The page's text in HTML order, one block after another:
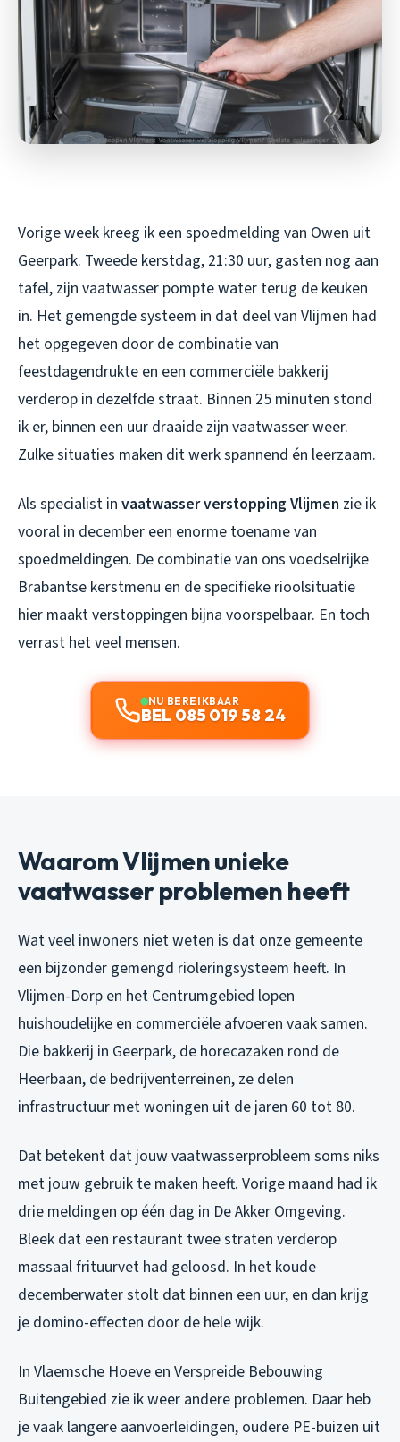
Vorige week kreeg ik een spoedmelding van Owen uit
Geerpark. Tweede kerstdag, 21:30 uur, gasten nog aan
tafel, zijn vaatwasser pompte water terug de keuken
in. Het gemengde systeem in dat deel van Vlijmen had
het opgegeven door de combinatie van
feestdagendrukte en een commerciële bakkerij
verderop in dezelfde straat. Binnen 25 minuten stond
ik er, binnen een uur draaide zijn vaatwasser weer.
Zulke situaties maken dit werk spannend én leerzaam.
Als specialist in vaatwasser verstopping Vlijmen zie ik
vooral in december een enorme toename van
spoedmeldingen. De combinatie van ons voedselrijke
Brabantse kerstmenu en de specifieke rioolsituatie
hier maakt verstoppingen bijna voorspelbaar. En toch
verrast het veel mensen.
NU BEREIKBAAR
BEL 085 019 58 24
Waarom Vlijmen unieke
vaatwasser problemen heeft
Wat veel inwoners niet weten is dat onze gemeente
een bijzonder gemengd rioleringsysteem heeft. In
Vlijmen-Dorp en het Centrumgebied lopen
huishoudelijke en commerciële afvoeren vaak samen.
Die bakkerij in Geerpark, de horecazaken rond de
Heerbaan, de bedrijventerreinen, ze delen
infrastructuur met woningen uit de jaren 60 tot 80.
Dat betekent dat jouw vaatwasserprobleem soms niks
met jouw gebruik te maken heeft. Vorige maand had ik
drie meldingen op één dag in De Akker Omgeving.
Bleek dat een restaurant twee straten verderop
massaal frituurvet had geloosd. In het koude
decemberwater stolt dat binnen een uur, en dan krijg
je domino-effecten door de hele wijk.
In Vlaemsche Hoeve en Verspreide Bebouwing
Buitengebied zie ik weer andere problemen. Daar heb
je vaak langere aanvoerleidingen, oudere PE-buizen uit